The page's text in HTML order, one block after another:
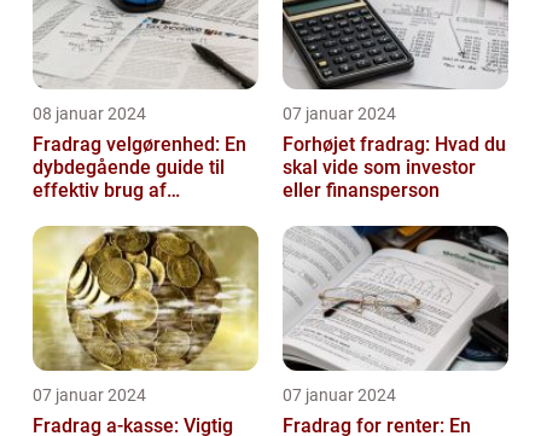
08 januar 2024
Fradrag velgørenhed: En
dybdegående guide til
effektiv brug af
07 januar 2024
Forhøjet fradrag: Hvad du
skal vide som investor
eller finansperson
07 januar 2024
Fradrag a-kasse: Vigtig
07 januar 2024
Fradrag for renter: En